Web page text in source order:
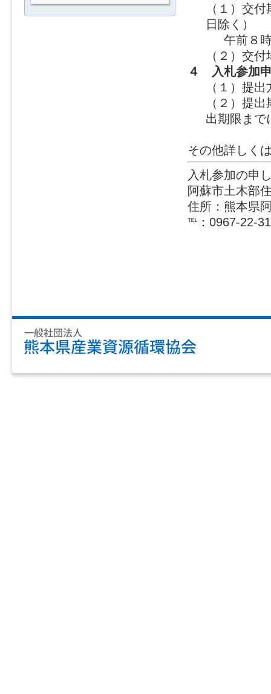
（１）交
日除く）
午前８
（２）交
４ 入札参加
（１）提
（２）提
出期限まで
その他詳しく
入札参加の申
阿蘇市土木部
住所：熊本県
℡：0967-22-